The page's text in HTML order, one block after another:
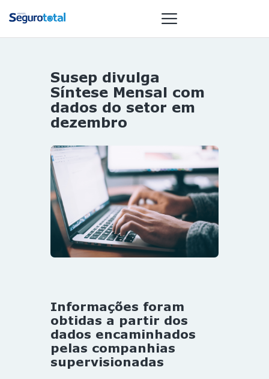
NOTÍCIAS
REVISTA
ESPECIAIS
OURO
ST SUMMIT
MULHERES
GESTORAS
HOMEST
HOME
Susep divulga
Síntese Mensal com
dados do setor em
dezembro
Informações foram
obtidas a partir dos
dados encaminhados
pelas companhias
supervisionadas